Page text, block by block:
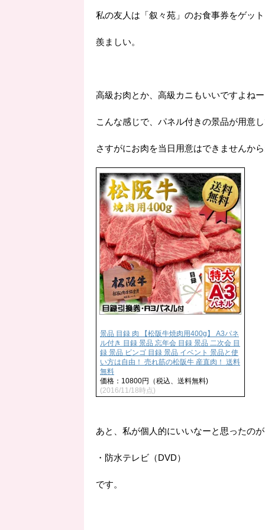
私の友人は「叙々苑」のお食事券をゲッ
羨ましい。
高級お肉とか、高級カニもいいですよね
こんな感じで、パネル付きの景品が用意
さすがにお肉を当日用意はできませんか
景品 目録 肉 【松阪牛焼肉用400g】 A3パネ
ル付き 目録 景品 忘年会 目録 景品 二次会 目
録 景品 ビンゴ 目録 景品 イベント 景品と使
い方は自由！ 売れ筋の松阪牛 産直肉！ 送料
無料
価格：10800円（税込、送料無料)
(2016/11/18時点)
あと、私が個人的にいいなーと思ったの
・防水テレビ（DVD）
です。